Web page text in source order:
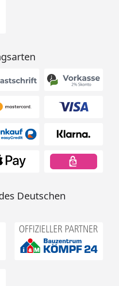
Deutschen